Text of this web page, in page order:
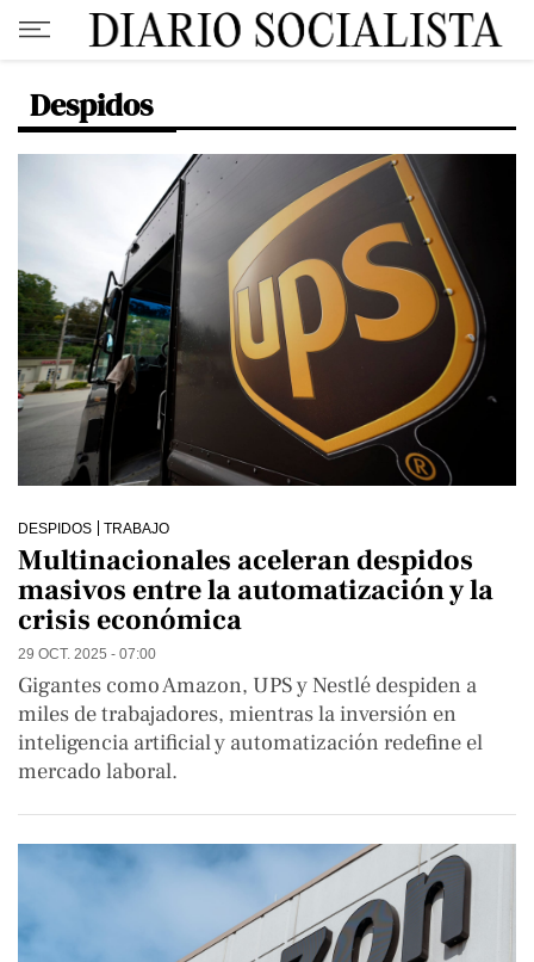
Despidos
DESPIDOS TRABAJO
Multinacionales aceleran despidos
masivos entre la automatización y la
crisis económica
29 OCT. 2025 - 07:00
Gigantes como Amazon, UPS y Nestlé despiden a
miles de trabajadores, mientras la inversión en
inteligencia artificial y automatización redefine el
mercado laboral.